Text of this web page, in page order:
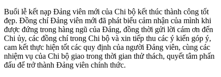
Buổi lễ kết nạp Đảng viên mới của Chi bộ kết thúc thành công tốt
đẹp. Đồng chí Đảng viên mới đã phát biểu cảm nhận của mình khi
được đứng trong hàng ngũ của Đảng, đồng thời gửi lời cám ơn đến
Chi ủy, các đồng chí trong Chi bộ và xin tiếp thu các ý kiến góp ý,
cam kết thực hiện tốt các quy định của người Đảng viên, cùng các
nhiệm vụ của Chi bộ giao trong thời gian thử thách, quyết tâm phấn
đấu để trở thành Đảng viên chính thức.